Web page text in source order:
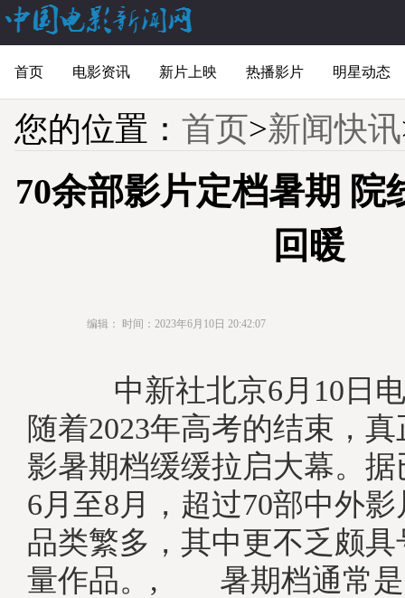
首页 电影资讯 新片上映 热播影片 明星动态
您的位置： 首页>新闻快讯
70余部影片定档暑期 院
回暖
编辑： 时间：2023年6月10日 20:42:07
中新社北京6月10日电
随着2023年高考的结束，
影暑期档缓缓拉启大幕。
6月至8月，超过70部中外
品类繁多，其中更不乏颇
量作品。, 暑期档通常是